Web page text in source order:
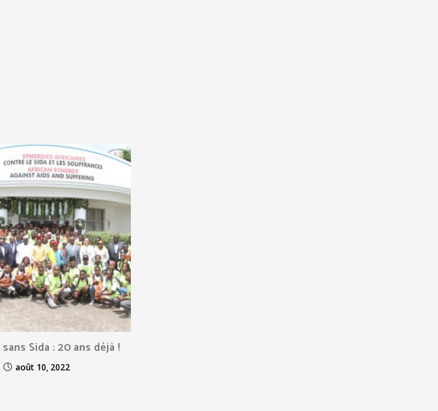
Sida : 20 ans déjà !
août 10, 2022